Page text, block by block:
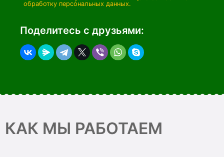
обработку персональных данных.
Поделитесь с друзьями:
КАК МЫ РАБОТАЕМ